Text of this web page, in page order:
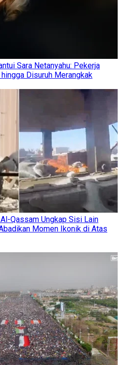
Sara Netanyahu: Pekerja
Disuruh Merangkak
Qassam Ungkap Sisi Lain
Momen Ikonik di Atas